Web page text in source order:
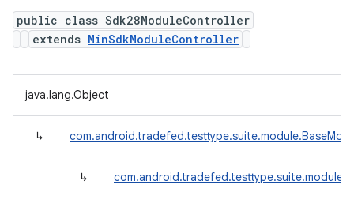
public class Sdk28ModuleController
extends MinSdkModuleController
java.lang.Object
↳
↳